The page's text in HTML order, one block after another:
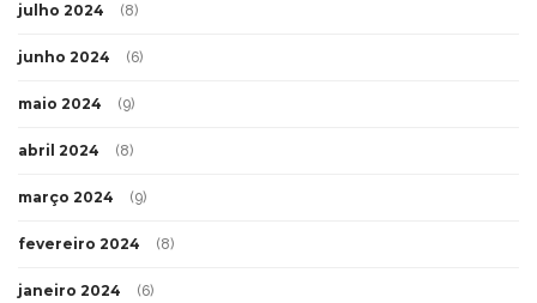
julho 2024 (8)
junho 2024 (6)
maio 2024 (9)
abril 2024 (8)
março 2024 (9)
fevereiro 2024 (8)
janeiro 2024 (6)